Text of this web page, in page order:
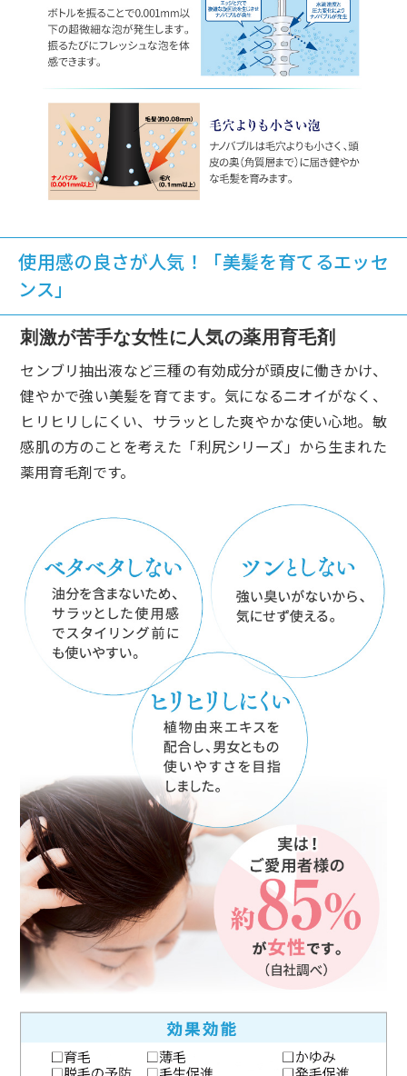
使用感の良さが人気！「美髪を育てるエッセ
ンス」
刺激が苦手な女性に人気の薬用育毛剤
センブリ抽出液など三種の有効成分が頭皮に働きかけ、
健やかで強い美髪を育てます。気になるニオイがなく、
ヒリヒリしにくい、サラッとした爽やかな使い心地。敏
感肌の方のことを考えた「利尻シリーズ」から生まれた
薬用育毛剤です。